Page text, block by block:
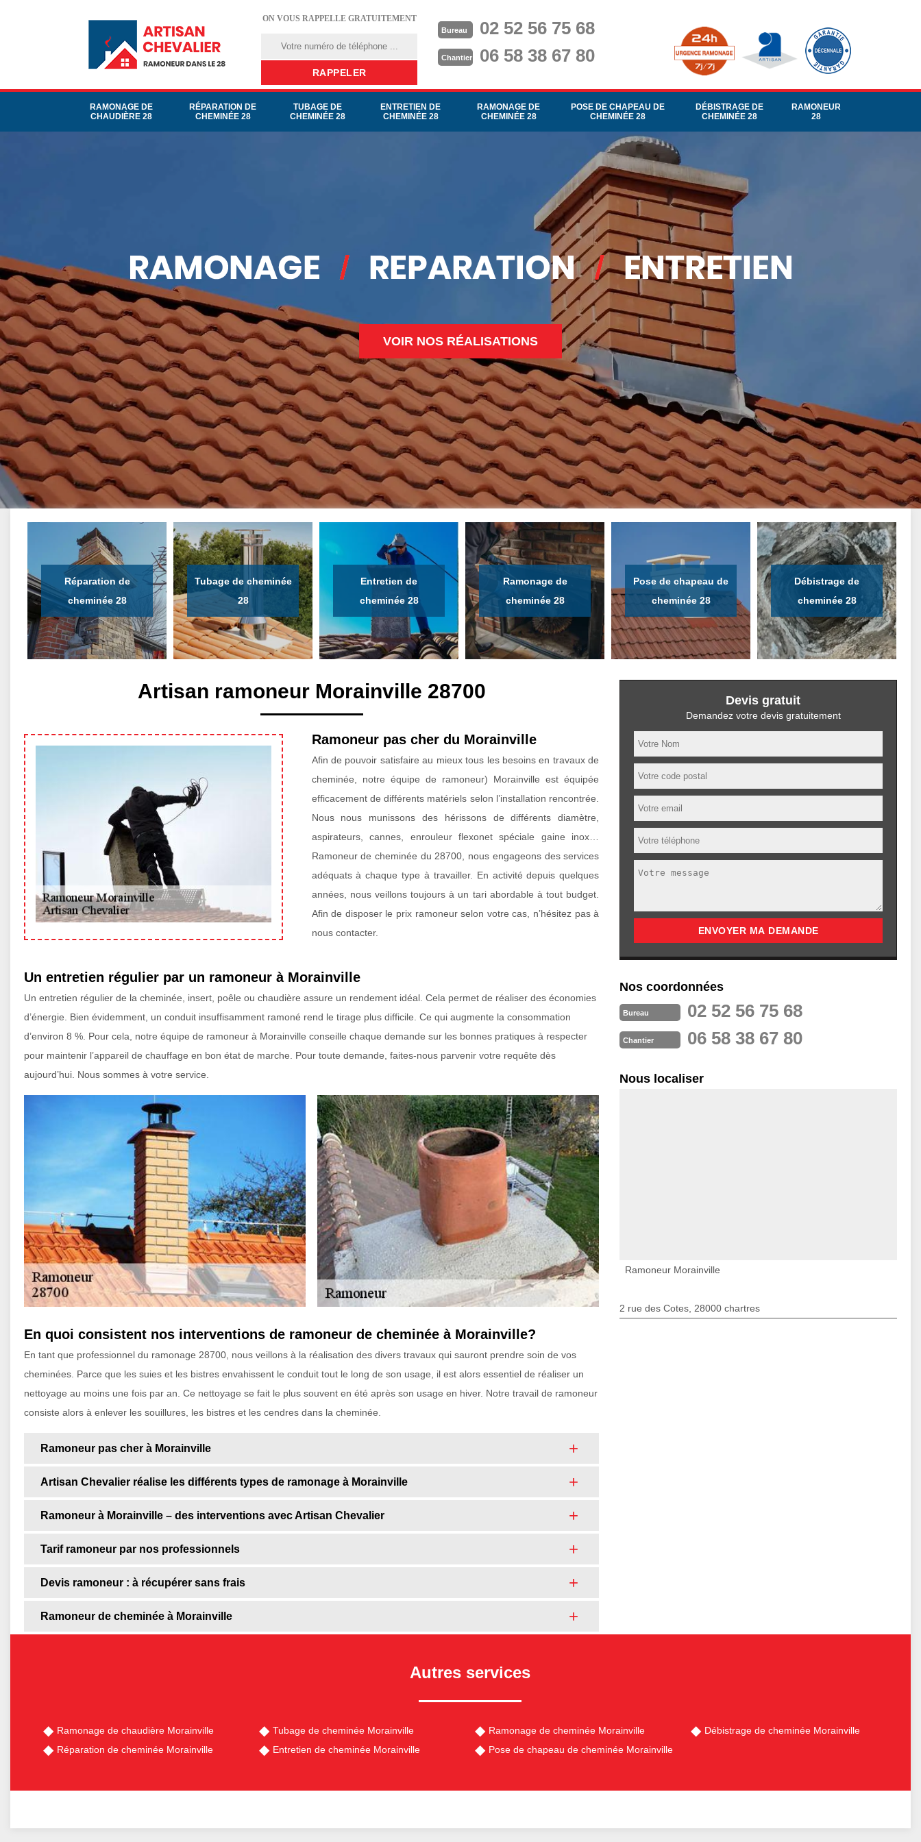
ON VOUS RAPPELLE GRATUITEMENT
Bureau 02 52 56 75 68
Chantier 06 58 38 67 80
RAMONAGE DE
CHAUDIÈRE 28
RÉPARATION DE
CHEMINÉE 28
TUBAGE DE
CHEMINÉE 28
ENTRETIEN DE
CHEMINÉE 28
RAMONAGE DE
CHEMINÉE 28
POSE DE CHAPEAU DE
CHEMINÉE 28
DÉBISTRAGE DE
CHEMINÉE 28
RAMONEUR
28
VOIR NOS RÉALISATIONS
Réparation de
cheminée 28
Tubage de cheminée
28
Entretien de
cheminée 28
Ramonage de
cheminée 28
Pose de chapeau de
cheminée 28
Débistrage de
cheminée 28
Artisan ramoneur Morainville 28700
Ramoneur pas cher du Morainville
Afin de pouvoir satisfaire au mieux tous les besoins en travaux de
cheminée, notre équipe de ramoneur) Morainville est équipée
efficacement de différents matériels selon l’installation rencontrée.
Nous nous munissons des hérissons de différents diamètre,
aspirateurs, cannes, enrouleur flexonet spéciale gaine inox…
Ramoneur de cheminée du 28700, nous engageons des services
adéquats à chaque type à travailler. En activité depuis quelques
années, nous veillons toujours à un tari abordable à tout budget.
Afin de disposer le prix ramoneur selon votre cas, n’hésitez pas à
nous contacter.
Un entretien régulier par un ramoneur à Morainville
Un entretien régulier de la cheminée, insert, poêle ou chaudière assure un rendement idéal. Cela permet de réaliser des économies
d’énergie. Bien évidemment, un conduit insuffisamment ramoné rend le tirage plus difficile. Ce qui augmente la consommation
d’environ 8 %. Pour cela, notre équipe de ramoneur à Morainville conseille chaque demande sur les bonnes pratiques à respecter
pour maintenir l’appareil de chauffage en bon état de marche. Pour toute demande, faites-nous parvenir votre requête dès
aujourd’hui. Nous sommes à votre service.
En quoi consistent nos interventions de ramoneur de cheminée à Morainville?
En tant que professionnel du ramonage 28700, nous veillons à la réalisation des divers travaux qui sauront prendre soin de vos
cheminées. Parce que les suies et les bistres envahissent le conduit tout le long de son usage, il est alors essentiel de réaliser un
nettoyage au moins une fois par an. Ce nettoyage se fait le plus souvent en été après son usage en hiver. Notre travail de ramoneur
consiste alors à enlever les souillures, les bistres et les cendres dans la cheminée.
Ramoneur pas cher à Morainville
Artisan Chevalier réalise les différents types de ramonage à Morainville
Ramoneur à Morainville – des interventions avec Artisan Chevalier
Tarif ramoneur par nos professionnels
Devis ramoneur : à récupérer sans frais
Ramoneur de cheminée à Morainville
Devis gratuit
Demandez votre devis gratuitement
Nos coordonnées
Bureau 02 52 56 75 68
Chantier 06 58 38 67 80
Nous localiser
Ramoneur Morainville
2 rue des Cotes, 28000 chartres
Autres services
Ramonage de chaudière Morainville
Réparation de cheminée Morainville
Tubage de cheminée Morainville
Entretien de cheminée Morainville
Ramonage de cheminée Morainville
Pose de chapeau de cheminée Morainville
Débistrage de cheminée Morainville